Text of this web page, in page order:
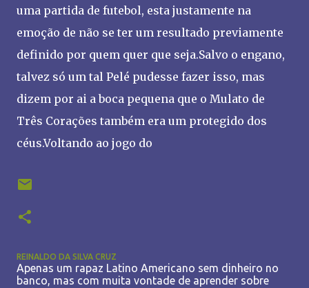
uma partida de futebol, esta justamente na
emoção de não se ter um resultado previamente
definido por quem quer que seja.Salvo o engano,
talvez só um tal Pelé pudesse fazer isso, mas
dizem por ai a boca pequena que o Mulato de
Três Corações também era um protegido dos
céus.Voltando ao jogo do
REINALDO DA SILVA CRUZ
Apenas um rapaz Latino Americano sem dinheiro no
banco, mas com muita vontade de aprender sobre